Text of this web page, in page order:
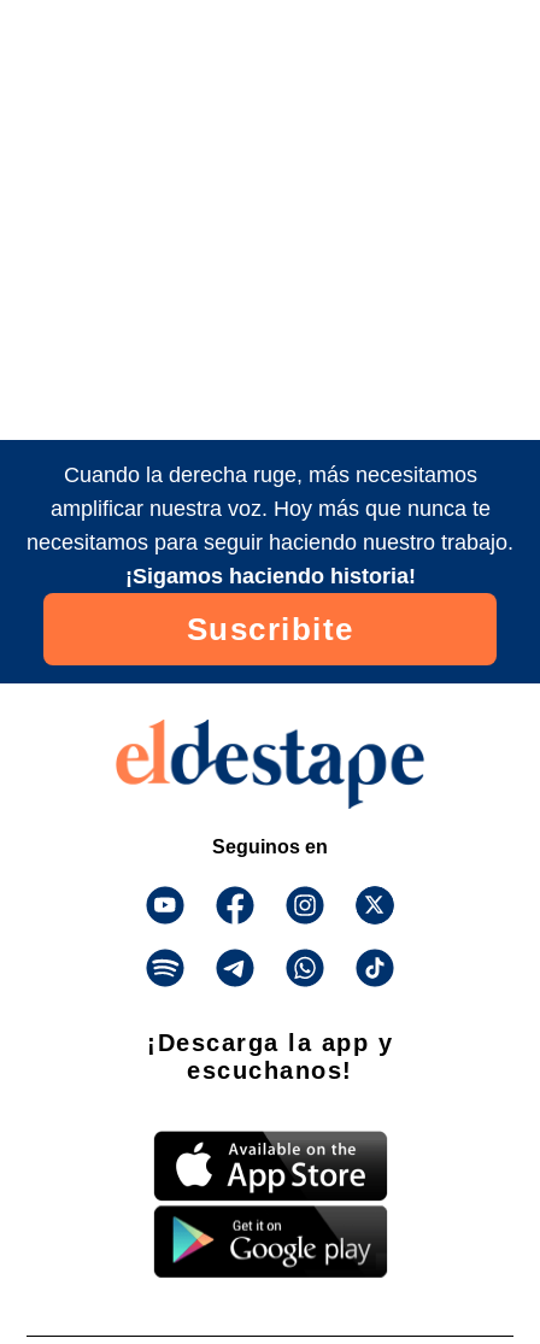
Cuando la derecha ruge, más necesitamos
amplificar nuestra voz. Hoy más que nunca te
necesitamos para seguir haciendo nuestro trabajo.
¡Sigamos haciendo historia!
Suscribite
Seguinos en
¡Descarga la app y
escuchanos!